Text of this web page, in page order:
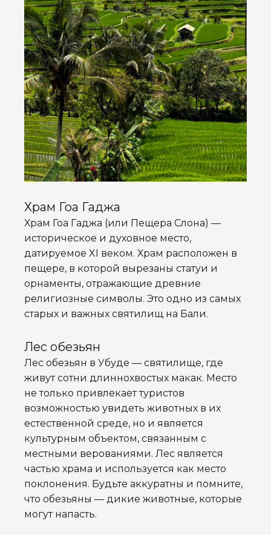
Храм Гоа Гаджа
Храм Гоа Гаджа (или Пещера Слона) —
историческое и духовное место,
датируемое XI веком. Храм расположен в
пещере, в которой вырезаны статуи и
орнаменты, отражающие древние
религиозные символы. Это одно из самых
старых и важных святилищ на Бали.
Лес обезьян
Лес обезьян в Убуде — святилище, где
живут сотни длиннохвостых макак. Место
не только привлекает туристов
возможностью увидеть животных в их
естественной среде, но и является
культурным объектом, связанным с
местными верованиями. Лес является
частью храма и используется как место
поклонения. Будьте аккуратны и помните,
что обезьяны — дикие животные, которые
могут напасть.